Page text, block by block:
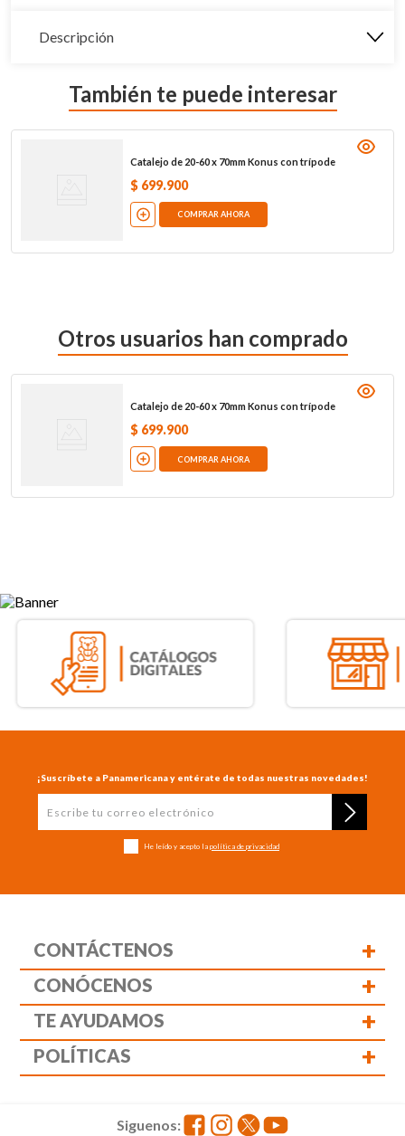
Descripción
También te puede interesar
Catalejo de 20-60 x 70mm Konus con trípode
$ 699.900
COMPRAR AHORA
Otros usuarios han comprado
Catalejo de 20-60 x 70mm Konus con trípode
$ 699.900
COMPRAR AHORA
¡Suscríbete a Panamericana y entérate de todas nuestras novedades!
He leído y acepto la política de privacidad
CONTÁCTENOS +
CONÓCENOS +
TE AYUDAMOS +
POLÍTICAS +
Siguenos: